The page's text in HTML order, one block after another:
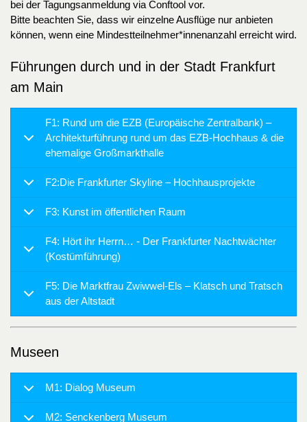
bei der Tagungsanmeldung via Conftool vor.
Bitte beachten Sie, dass wir einzelne Ausflüge nur anbieten
können, wenn eine Mindestteilnehmer*innenanzahl erreicht wird.
Führungen durch und in der Stadt Frankfurt
am Main
F1: Rund um die EZB (Europäische Zentralbank) –
Architekturführung rund um das EZB-Hochhaus & die
ehemalige Großmarkthalle
F2:Die Frankfurter Skyline – Hochhausprojekte
F3: Kunst im öffentlichen Raum
F4: Hört ihr Herrn… - Der Frankfurter Nachtwächter
(Kostümführung)
F5: Die Marktfrau Zwiwwel-Els – Klatsch und Tratsch
aus der Altstadt
Museen
M1: Dialog Museum
M2: Senckenberg Museum